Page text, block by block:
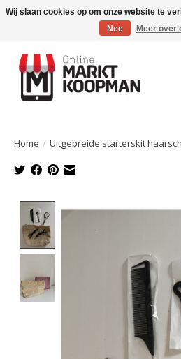
Voor 15:00 besteld, morgen in huis!
Home / Uitgebreide starterskit
Product image
Wij slaan cookies op om onze website te
Nee
Meer over